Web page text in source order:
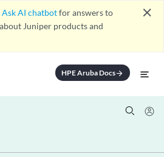
Ask AI chatbotfor answers to
Juniper products and
close
HPE Aruba Docsarrow_forward